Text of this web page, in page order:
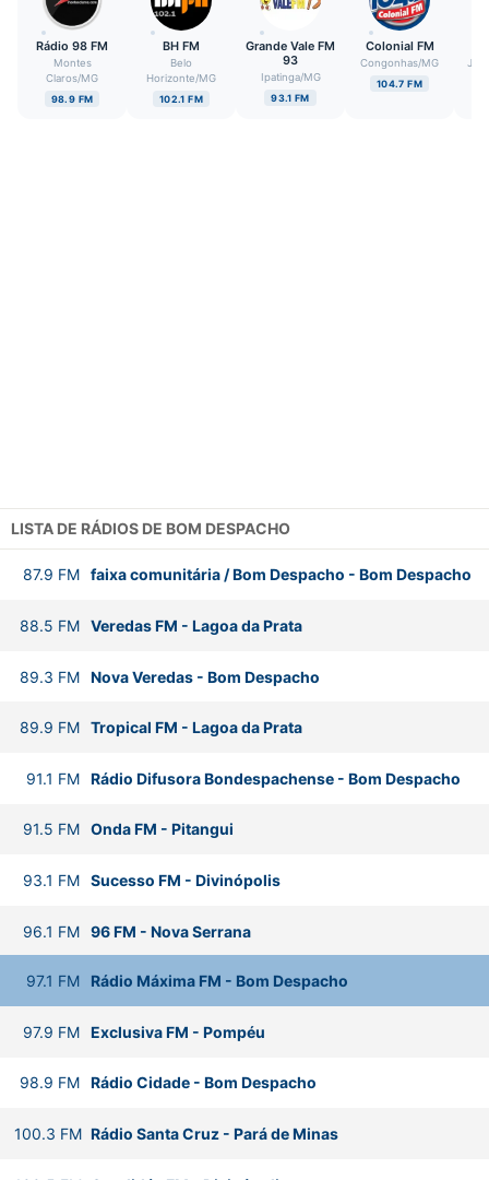
Rádio 98 FM
Montes
Claros/MG
98.9 FM
BH FM
Belo
Horizonte/MG
102.1 FM
Grande Vale FM
93
Ipatinga/MG
93.1 FM
Colonial FM
Congonhas/MG
104.7 FM
LISTA DE RÁDIOS DE BOM DESPACHO
87.9 FM faixa comunitária / Bom Despacho - Bom Despacho
88.5 FM Veredas FM - Lagoa da Prata
89.3 FM Nova Veredas- Bom Despacho
89.9 FM Tropical FM - Lagoa da Prata
91.1 FM Rádio Difusora Bondespachense- Bom Despacho
91.5 FM Onda FM - Pitangui
93.1 FM Sucesso FM - Divinópolis
96.1 FM 96 FM - Nova Serrana
97.1 FM Rádio Máxima FM - Bom Despacho
97.9 FM Exclusiva FM - Pompéu
98.9 FM Rádio Cidade- Bom Despacho
100.3 FM Rádio Santa Cruz- Pará de Minas